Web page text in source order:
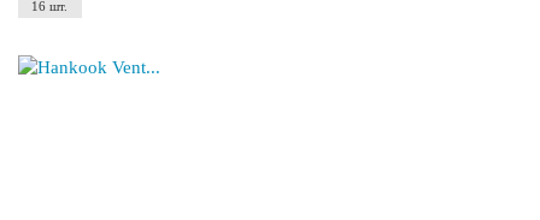
16 шт.